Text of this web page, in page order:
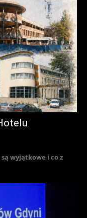
wyjątkowe i co z